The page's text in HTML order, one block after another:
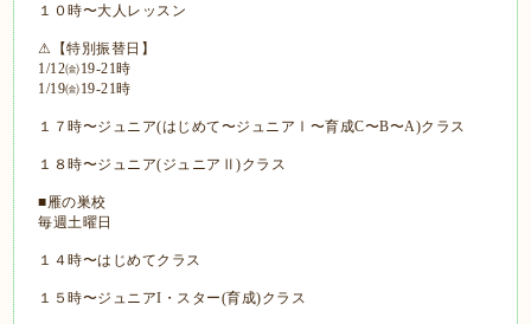
１０時〜大人レッスン
⚠【特別振替日】
1/12㈮19-21時
1/19㈮19-21時
１７時〜ジュニア(はじめて〜ジュニアⅠ〜育成C〜B〜A)クラス
１８時〜ジュニア(ジュニアⅡ)クラス
■雁の巣校
毎週土曜日
１４時〜はじめてクラス
１５時〜ジュニアI・スター(育成)クラス